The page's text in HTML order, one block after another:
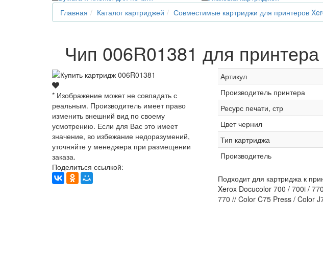
Главная
Каталог картриджей Совместимые картриджи для принтеров
Чип 006R01381 для
* Изображение может не совпадать с
реальным. Производитель имеет право
изменить внешний вид по своему
усмотрению. Если для Вас это имеет
значение, во избежание недоразумений,
уточняйте у менеджера при размещении
заказа.
Поделиться ссылкой:
Артикул
Производитель принтера
Ресурс печати, стр
Цвет чернил
Тип картриджа
Производитель
Подходит для картриджа к
Xerox Docucolor 700 / 700i /
770 // Color C75 Press / Color